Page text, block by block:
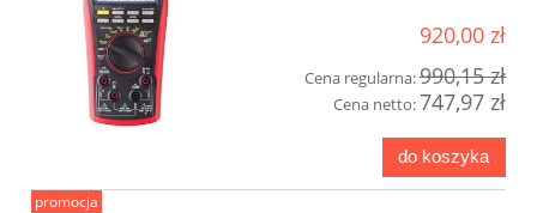
920,00 zł
Cena regularna:990,15 zł
Cena netto:747,97 zł
do koszyka
promocja